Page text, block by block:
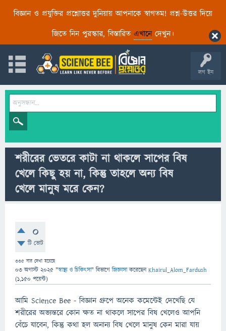
বিজ্ঞান ও প্রযুক্তির প্রশ্নোত্তর দুনিয়ায় আপনাকে স্বাগতম! প্রশ্ন-উত্তর দিয়ে
জিতে নিন পুরস্কার, বিস্তারিত এখানেদেখুন।
লগ ইন
শরীরের ভেতরে কাটা না থাকলে সাপের বিষ
খেলে কিছু হয় না, কিন্তু তাহলে অন্য বিষ
খেলে মানুষ মরে কেন?
0
টি ভোট
335 বার দেখা হয়েছে
03 অগাস্ট 2025 "স্বাস্থ্য ও চিকিৎসা" বিভাগে জিজ্ঞাসাকরেছেনKhairul_Alom_Fardush
(1,150 পয়েন্ট)
আমি Science Bee - বিজ্ঞান গ্রুপে অনেক কমেন্টেই দেখেছি যে
শরীরের অভ্যন্তরে কোন ক্ষত না থাকলে সাপের বিষ খেলেও আপনি
বেঁচে যাবেন, কিন্তু কথা হল অনান্য বিষ খেলে মানুষ কেন মারা যায়